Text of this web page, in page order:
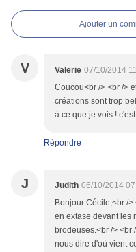
Ajouter un
V Valerie 07/10/2014
Coucou<br /> <br />
créations sont trop
à ce que je vois !
Répondre
J Judith 06/10/2014
Bonjour Cécile,<br /
en extase devant les
brodeuses.<br /> <br
nous dire d'où vient